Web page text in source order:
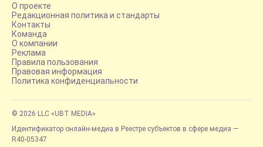
О проекте
Редакционная политика и стандарты
Контакты
Команда
О компании
Реклама
Правила пользования
Правовая информация
Политика конфиденциальности
© 2026 LLC «UBT MEDIA»
Идентификатор онлайн-медиа в Реестре субъектов в сфере медиа —
R40-05347